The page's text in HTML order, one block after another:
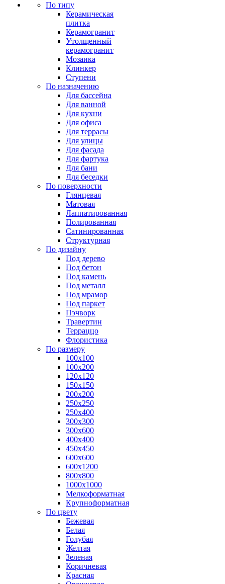
По типу
Керамическая
плитка
Керамогранит
Утолщенный
керамогранит
Мозаика
Клинкер
Ступени
По назначению
Для бассейна
Для ванной
Для кухни
Для офиса
Для террасы
Для улицы
Для фасада
Для фартука
Для бани
Для беседки
По поверхности
Глянцевая
Матовая
Лаппатированная
Полированная
Сатинированная
Структурная
По дизайну
Под дерево
Под бетон
Под камень
Под металл
Под мрамор
Под паркет
Пэчворк
Травертин
Терраццо
Флористика
По размеру
100х100
100х200
120х120
150х150
200х200
250х250
250х400
300х300
300х600
400х400
450х450
600х600
600х1200
800х800
1000х1000
Мелкоформатная
Крупноформатная
По цвету
Бежевая
Белая
Голубая
Желтая
Зеленая
Коричневая
Красная